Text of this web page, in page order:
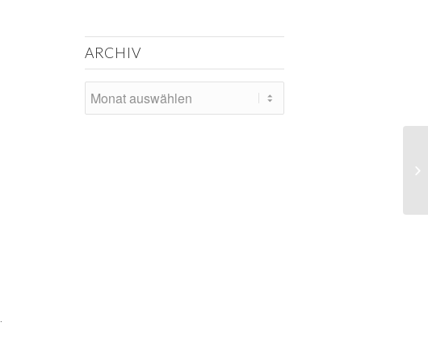
ARCHIV